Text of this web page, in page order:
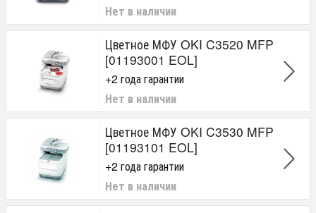
Нет в наличии
Цветное МФУ OKI C3520 MFP
[01193001 EOL]
+2 года гарантии
Нет в наличии
Цветное МФУ OKI C3530 MFP
[01193101 EOL]
+2 года гарантии
Нет в наличии